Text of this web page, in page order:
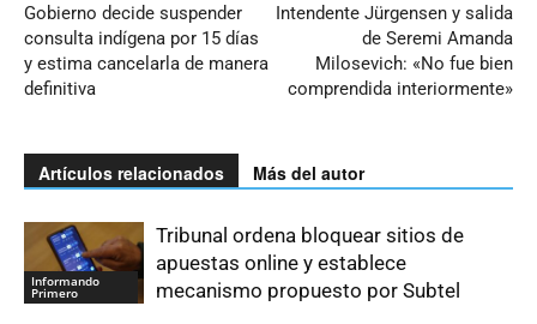
Gobierno decide suspender
consulta indígena por 15 días
y estima cancelarla de manera
definitiva
Intendente Jürgensen y salida
de Seremi Amanda
Milosevich: «No fue bien
comprendida interiormente»
Artículos relacionados Más del autor
Informando
Primero
Tribunal ordena bloquear sitios de
apuestas online y establece
mecanismo propuesto por Subtel